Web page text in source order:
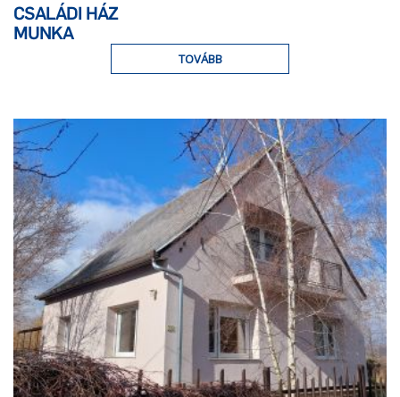
CSALÁDI HÁZ
MUNKA
TOVÁBB